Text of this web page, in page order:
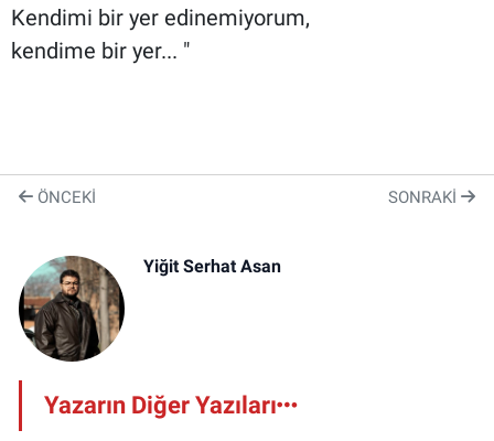
Kendimi bir yer edinemiyorum,
kendime bir yer... "
ÖNCEKI SONRAKI
Yiğit Serhat Asan
Yazarın Diğer Yazıları